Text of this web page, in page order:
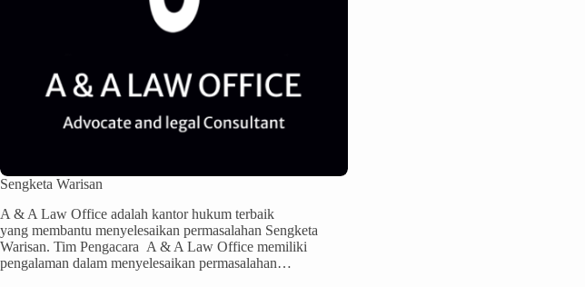
Sengketa Warisan
A & A Law Office adalah kantor hukum terbaik
yang membantu menyelesaikan permasalahan Sengketa
Warisan. Tim Pengacara A & A Law Office memiliki
pengalaman dalam menyelesaikan permasalahan…